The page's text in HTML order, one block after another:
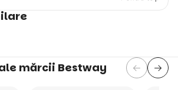
mărcii Bestway